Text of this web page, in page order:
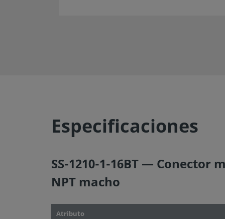
Especificaciones
SS-1210-1-16BT — Conector
NPT macho
Atributo